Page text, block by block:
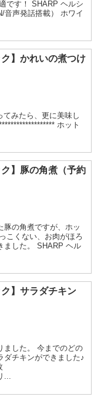
です！ SHARP ヘルシ
音声発話搭載） ホワイ
ク】かれいの煮つけ
みたら、更に美味し
ホット
ク】豚の角煮（予約
豚の角煮ですが、ホッ
こくない、お肉がほろ
ました。 SHARP ヘル
ク】サラダチキン
ました。 今までのどの
ダチキンができました♪